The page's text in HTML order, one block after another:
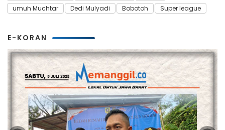
umuh Muchtar
Dedi Mulyadi Bobotoh Super league
E-KORAN